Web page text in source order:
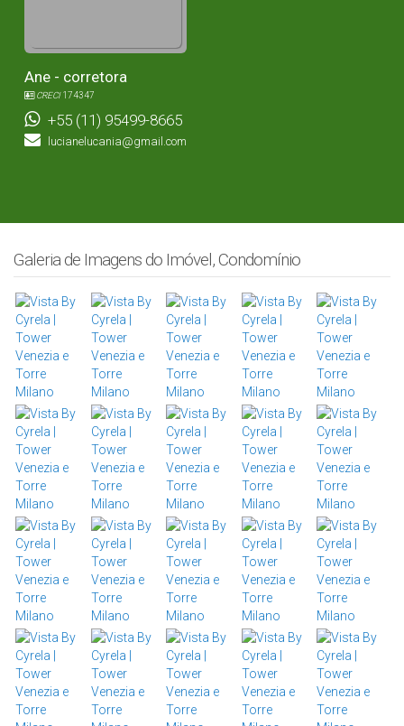
Ane - corretora
CRECI174347
+55 (11) 95499-8665
lucianelucania@gmail.com
Galeria de Imagens do Imóvel, Condomínio